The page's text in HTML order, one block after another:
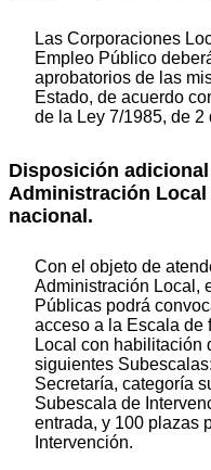
Las Corporaciones
Empleo Público
aprobatorios de las
Estado, de acuerdo
de la Ley 7/1985, de 2
Disposición
Administración
nacional.
Con el objeto de
Administración Local,
Públicas podrá
acceso a la Escala de
Local con habilitación
siguientes
Secretaría, categoría
Subescala de
entrada, y 100 plazas
Intervención.